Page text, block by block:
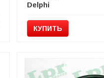
Delphi
КУПИТЬ